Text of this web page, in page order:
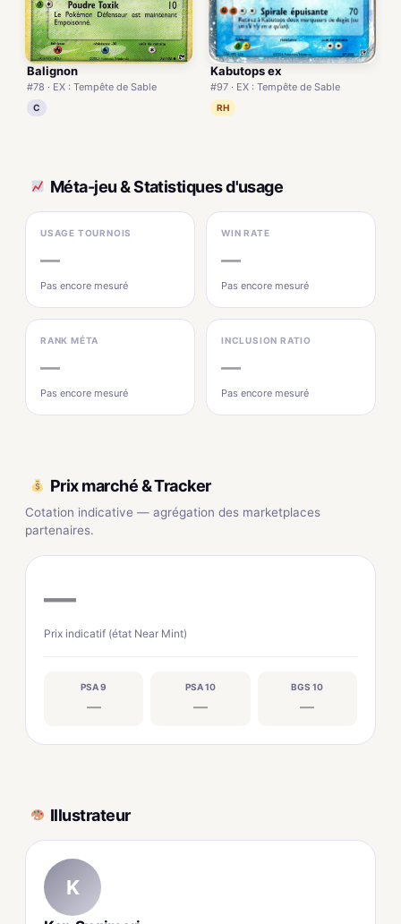
Balignon
#78 · EX : Tempête de Sable
C
Kabutops ex
#97 · EX : Tempête de Sable
RH
Méta-jeu & Statistiques d'usage
USAGE TOURNOIS
—
Pas encore mesuré
WIN RATE
—
Pas encore mesuré
RANK MÉTA
—
Pas encore mesuré
INCLUSION RATIO
—
Pas encore mesuré
Prix marché & Tracker
Cotation indicative — agrégation des marketplaces
partenaires.
—
Prix indicatif (état Near Mint)
PSA 9
—
PSA 10
—
BGS 10
—
Illustrateur
K